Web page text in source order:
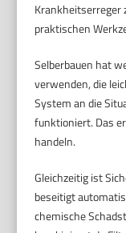
Krankheitserreger
praktischen
Selberbauen hat
verwenden, die
System an die
funktioniert. Das
handeln.
Gleichzeitig ist
beseitigt
chemische